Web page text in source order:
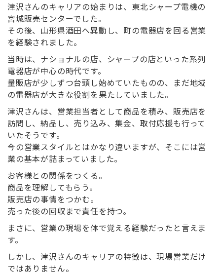
津沢さんのキャリアの始まりは、東北シャープ電機の
宮城販売センターでした。
その後、山形県酒田へ異動し、町の電器店を回る営業
を経験されました。
当時は、ナショナルの店、シャープの店といった系列
電器店が中心の時代です。
量販店が少しずつ台頭し始めていたものの、まだ地域
の電器店が大きな役割を果たしていました。
津沢さんは、営業担当者として商品を積み、販売店を
訪問し、納品し、売り込み、集金、取付応援も行って
いたそうです。
今の営業スタイルとはかなり違いますが、そこには営
業の基本が詰まっていました。
お客様との関係をつくる。
商品を理解してもらう。
販売店の事情をつかむ。
売った後の回収まで責任を持つ。
まさに、営業の現場を体で覚える経験だったと言えま
す。
しかし、津沢さんのキャリアの特徴は、現場営業だけ
ではありません。